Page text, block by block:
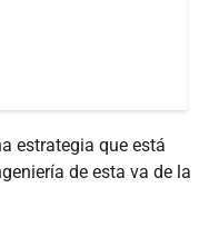
estrategia que está
de esta va de la